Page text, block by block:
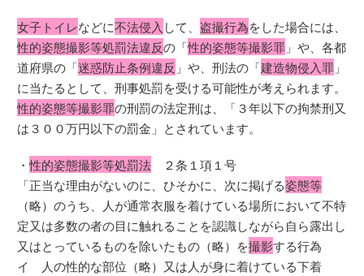
女子トイレなどに不法侵入 して、 盗撮行為をした場合には、
性的姿態撮影等処罰法違反の「性的姿態等撮影罪 」や、各都
道府県の「迷惑防止条例違反 」や、刑法の「建造物侵入罪 」
に当たるとして、刑事処罰を受ける可能性が考えられます。
性的姿態等撮影罪の刑罰の法定刑は、「３年以下の拘禁刑又
は３００万円以下の罰金」とされています。
・性的姿態撮影等処罰法 ２条１項１号
「正当な理由がないのに、ひそかに、次に掲げる姿態等
（略）のうち、人が通常衣服を着けている場所において不特
定又は多数の者の目に触れることを認識しながら自ら露出し
又はとっているものを除いたもの（略）を撮影する行為
イ 人の性的な部位（略）又は人が身に着けている下着